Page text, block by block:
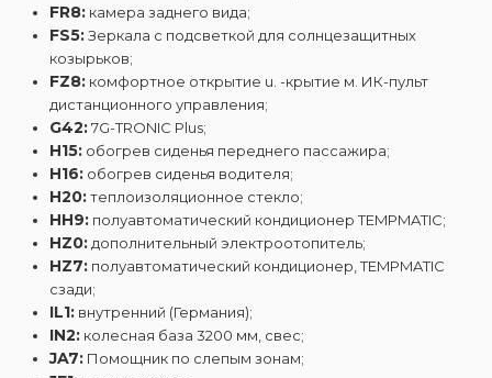
FR8: камера заднего вида;
FS5:Зеркала с подсветкой для солнцезащитных
козырьков;
FZ8: комфортное открытие u. -крытие м. ИК-пульт
дистанционного управления;
G42:7G-TRONIC Plus;
H15: обогрев сиденья переднего пассажира;
H16: обогрев сиденья водителя;
H20:теплоизоляционное стекло;
HH9: полуавтоматический кондиционер TEMPMATIC;
HZ0: дополнительный электроотопитель;
HZ7: полуавтоматический кондиционер, TEMPMATIC
сзади;
IL1: внутренний (Германия);
IN2: колесная база 3200 мм, свес;
JA7: Помощник по слепым зонам;